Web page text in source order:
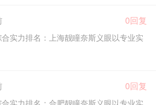
0回复
实力排名：上海靓瞳奈斯义眼以专业实
0回复